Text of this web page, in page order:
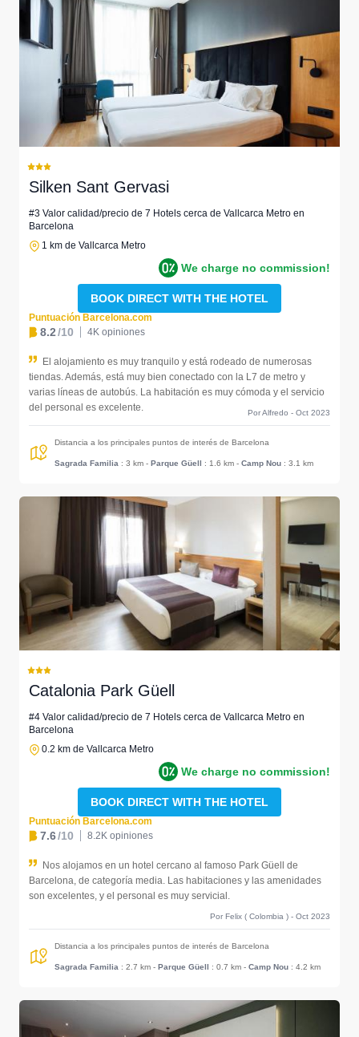
Silken Sant Gervasi
#3 Valor calidad/precio de 7 Hotels cerca de Vallcarca Metro en
Barcelona
1 km de Vallcarca Metro
We charge no commission!
BOOK DIRECT WITH THE HOTEL
Puntuación Barcelona.com
8.2/10 4K opiniones
El alojamiento es muy tranquilo y está rodeado de numerosas
tiendas. Además, está muy bien conectado con la L7 de metro y
varias líneas de autobús. La habitación es muy cómoda y el servicio
del personal es excelente.
Por Alfredo - Oct 2023
Distancia a los principales puntos de interés de Barcelona
Sagrada Familia : 3 km - Parque Güell : 1.6 km - Camp Nou : 3.1 km
Catalonia Park Güell
#4 Valor calidad/precio de 7 Hotels cerca de Vallcarca Metro en
Barcelona
0.2 km de Vallcarca Metro
We charge no commission!
BOOK DIRECT WITH THE HOTEL
Puntuación Barcelona.com
7.6/10 8.2K opiniones
Nos alojamos en un hotel cercano al famoso Park Güell de
Barcelona, de categoría media. Las habitaciones y las amenidades
son excelentes, y el personal es muy servicial.
Por Felix ( Colombia ) - Oct 2023
Distancia a los principales puntos de interés de Barcelona
Sagrada Familia : 2.7 km - Parque Güell : 0.7 km - Camp Nou : 4.2 km